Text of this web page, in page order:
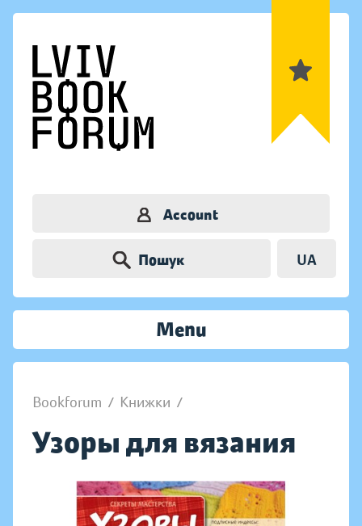
Account
Пошук UA
Menu
Bookforum / Книжки /
Узоры для вязания